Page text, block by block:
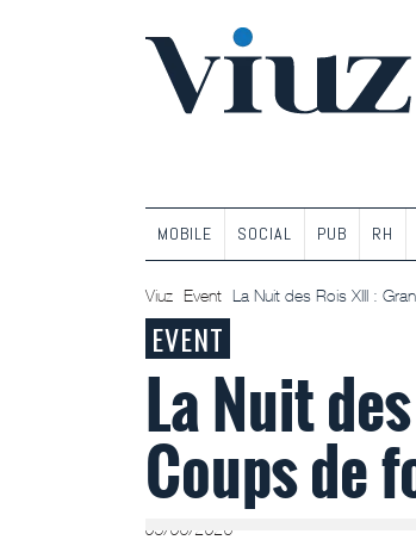
MOBILE SOCIAL PUB RH
Viuz Event La Nuit des Rois XIII :
EVENT
La Nuit
Coups de
05/06/2026